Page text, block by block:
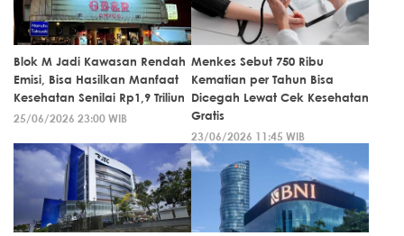
Blok M Jadi Kawasan Rendah
Emisi, Bisa Hasilkan Manfaat
Kesehatan Senilai Rp1,9 Triliun
25/06/2026 23:00 WIB
Menkes Sebut 750 Ribu
Kematian per Tahun Bisa
Dicegah Lewat Cek Kesehatan
Gratis
23/06/2026 11:45 WIB